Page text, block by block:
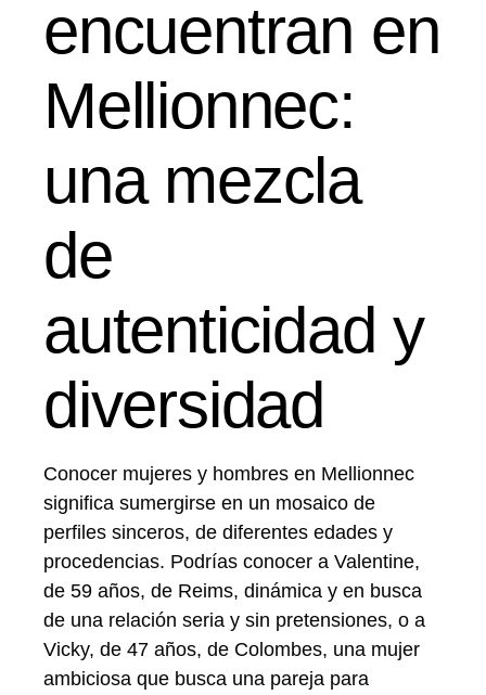
encuentran en
Mellionnec:
una mezcla
de
autenticidad y
diversidad
Conocer mujeres y hombres en Mellionnec
significa sumergirse en un mosaico de
perfiles sinceros, de diferentes edades y
procedencias. Podrías conocer a Valentine,
de 59 años, de Reims, dinámica y en busca
de una relación seria y sin pretensiones, o a
Vicky, de 47 años, de Colombes, una mujer
ambiciosa que busca una pareja para